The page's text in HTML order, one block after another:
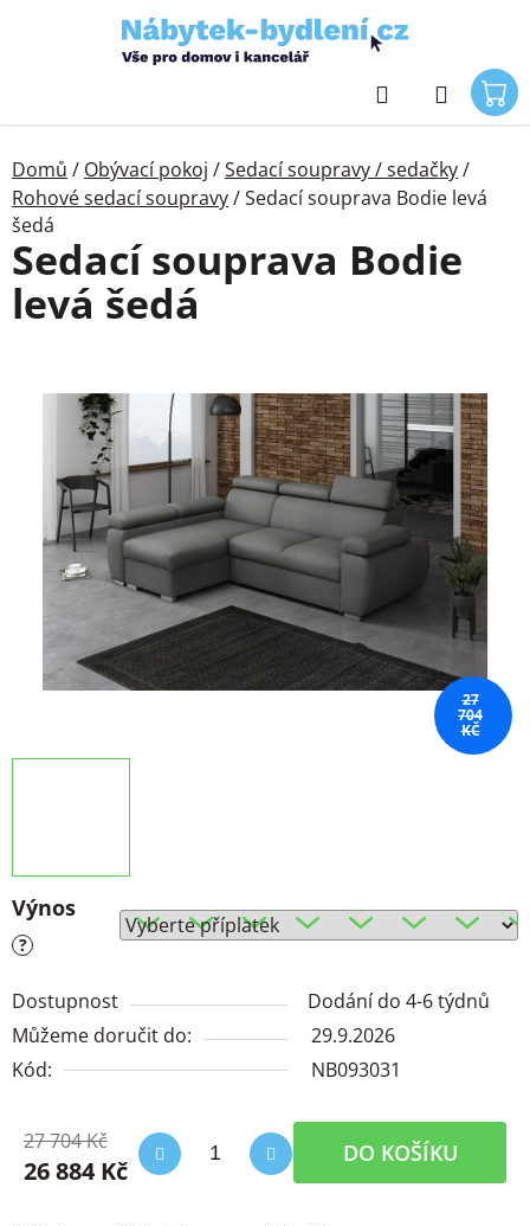
Hledat
Domů / Obývací pokoj /Sedací soupravy / sedačky/
Rohové sedací soupravy/Sedací souprava Bodie levá
šedá
Výnos
?
Dostupnost
Dodání do 4-6 týdnů
Můžeme doručit do:
29.9.2026
Kód:
NB093031
27 704 Kč
26 884 Kč
DO KOŠÍKU
Sedací souprava Bodie
levá šedá
27
704
KČ